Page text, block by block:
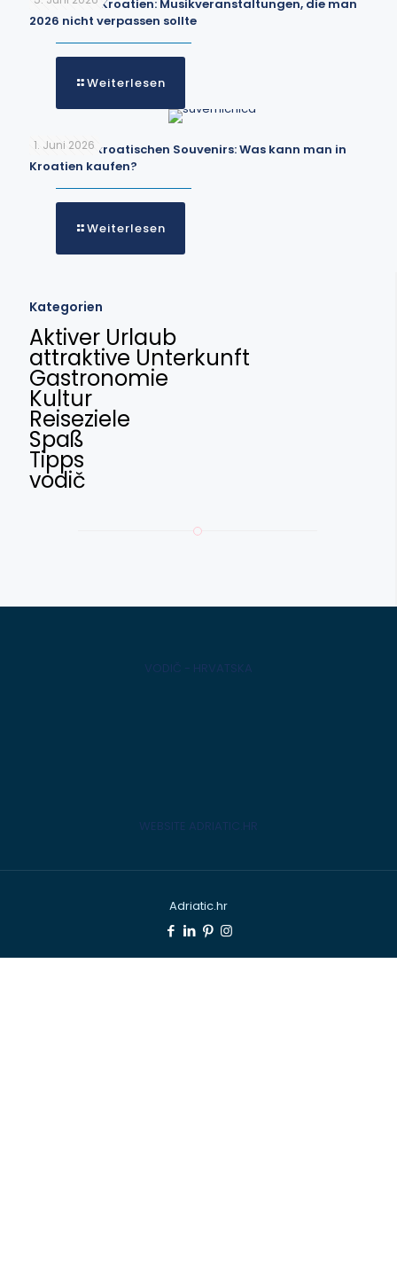
Festivals in Kroatien: Musikveranstaltungen, die man
2026 nicht verpassen sollte
Weiterlesen
1. Juni 2026
Die besten kroatischen Souvenirs: Was kann man in
Kroatien kaufen?
Weiterlesen
Kategorien
Aktiver Urlaub
attraktive Unterkunft
Gastronomie
Kultur
Reiseziele
Spaß
Tipps
vodič
VODIČ - HRVATSKA
WEBSITE ADRIATIC.HR
Adriatic.hr